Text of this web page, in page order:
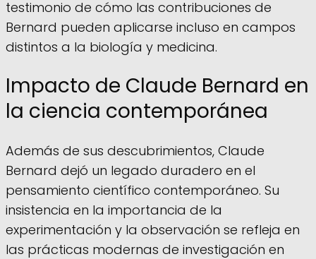
testimonio de cómo las contribuciones de
Bernard pueden aplicarse incluso en campos
distintos a la biología y medicina.
Impacto de Claude Bernard en
la ciencia contemporánea
Además de sus descubrimientos, Claude
Bernard dejó un legado duradero en el
pensamiento científico contemporáneo. Su
insistencia en la importancia de la
experimentación y la observación se refleja en
las prácticas modernas de investigación en